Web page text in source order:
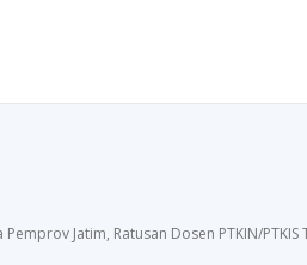
Jatim, Ratusan Dosen PTKIN/PTKIS